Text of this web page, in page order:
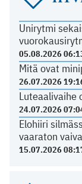
Unirytmi
05.08.2026
Mitä ovat
26.07.2026
Luteaalivaihe
24.07.2026
Elohiiri
vaaraton vaiva
15.07.2026